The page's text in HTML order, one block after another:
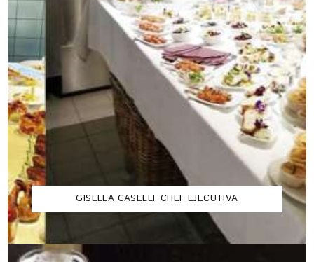
GISELLA CASELLI, CHEF EJECUTIVA